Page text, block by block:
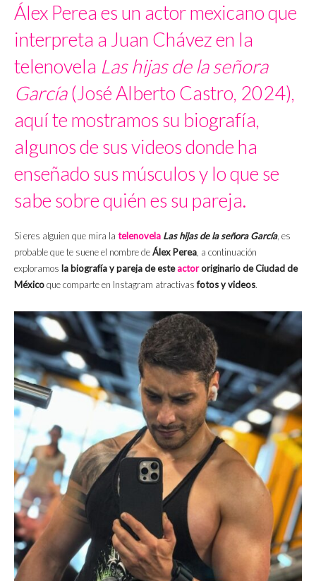
Álex Perea es un actor mexicano que
interpreta a Juan Chávez en la
telenovela Las hijas de la señora
García(José Alberto Castro, 2024),
aquí te mostramos su biografía,
algunos de sus videos donde ha
enseñado sus músculos y lo que se
sabe sobre quién es su pareja.
Si eres alguien que mira la telenovela Las hijas de la señora García, es
probable que te suene el nombre deÁlex Perea, a continuación
exploramos la biografía y pareja de esteactororiginario de Ciudad de
Méxicoque comparte en Instagram atractivasfotos y videos.